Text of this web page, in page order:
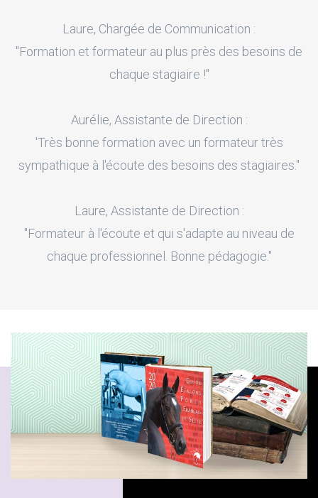
Laure, Chargée de Communication :
"Formation et formateur au plus près des besoins de
chaque stagiaire !"
Aurélie, Assistante de Direction :
'Très bonne formation avec un formateur très
sympathique à l'écoute des besoins des stagiaires."
Laure, Assistante de Direction :
"Formateur à l'écoute et qui s'adapte au niveau de
chaque professionnel. Bonne pédagogie."